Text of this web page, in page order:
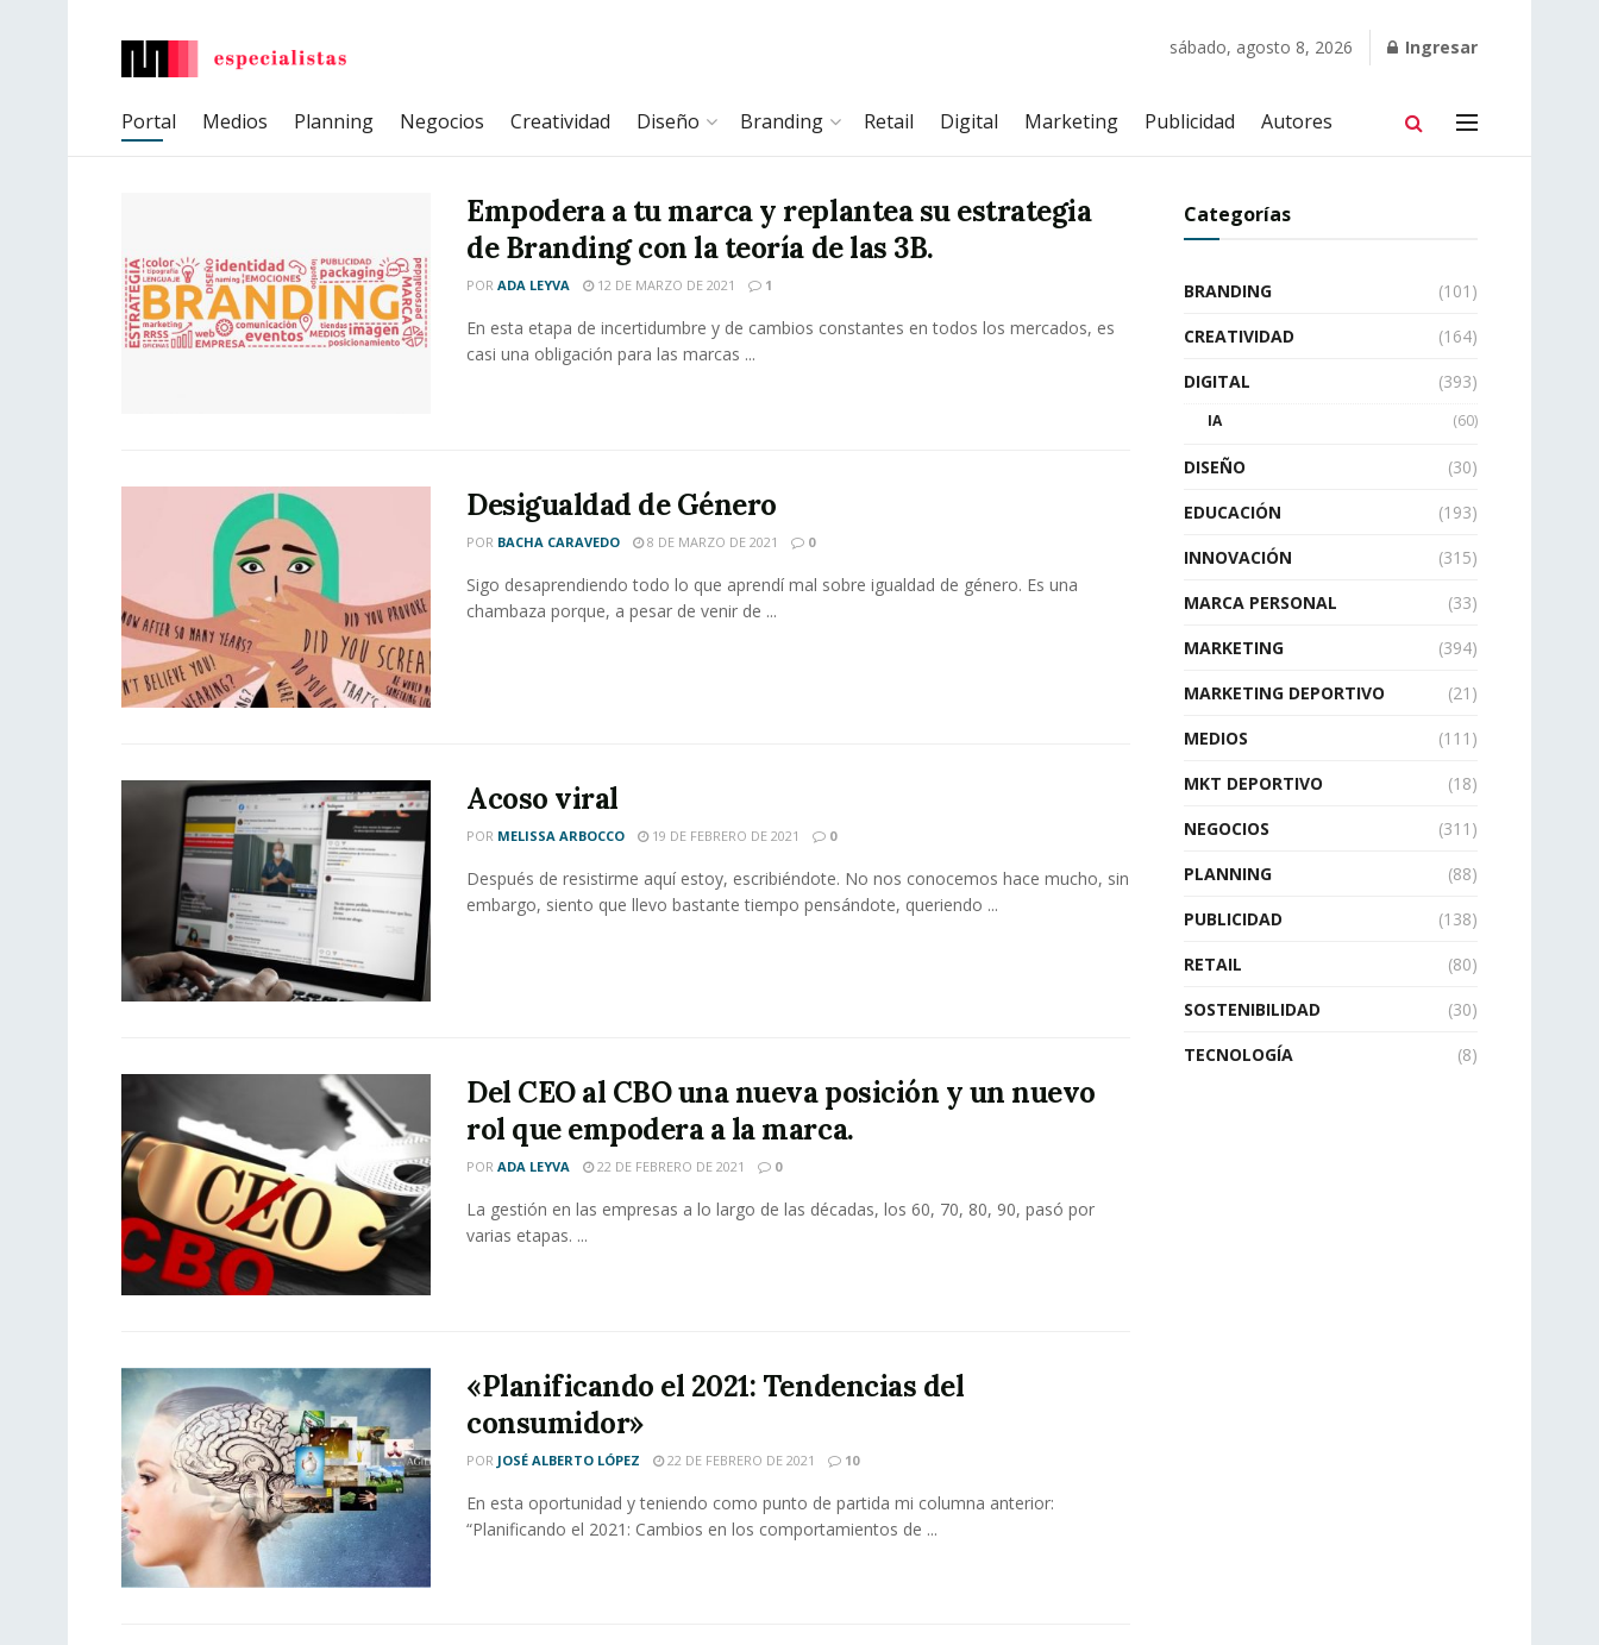
sábado, agosto 8, 2026 Ingresar
Portal Medios Planning Negocios Creatividad Diseño Branding Retail Digital Marketing Publicidad Autores
Empodera a tu marca y replantea su estrategia
de Branding con la teoría de las 3B.
POR ADA LEYVA 12 DE MARZO DE 2021 1
En esta etapa de incertidumbre y de cambios constantes en todos los mercados, es
casi una obligación para las marcas ...
Desigualdad de Género
POR BACHA CARAVEDO 8 DE MARZO DE 2021 0
Sigo desaprendiendo todo lo que aprendí mal sobre igualdad de género. Es una
chambaza porque, a pesar de venir de ...
Acoso viral
POR MELISSA ARBOCCO 19 DE FEBRERO DE 2021 0
Después de resistirme aquí estoy, escribiéndote. No nos conocemos hace mucho, sin
embargo, siento que llevo bastante tiempo pensándote, queriendo ...
Del CEO al CBO una nueva posición y un nuevo
rol que empodera a la marca.
POR ADA LEYVA 22 DE FEBRERO DE 2021 0
La gestión en las empresas a lo largo de las décadas, los 60, 70, 80, 90, pasó por
varias etapas. ...
«Planificando el 2021: Tendencias del
consumidor»
POR JOSÉ ALBERTO LÓPEZ 22 DE FEBRERO DE 2021 10
En esta oportunidad y teniendo como punto de partida mi columna anterior:
“Planificando el 2021: Cambios en los comportamientos de ...
Categorías
BRANDING
(101)
CREATIVIDAD
(164)
DIGITAL
(393)
IA (60)
DISEÑO
(30)
EDUCACIÓN
(193)
INNOVACIÓN
(315)
MARCA PERSONAL
(33)
MARKETING
(394)
MARKETING DEPORTIVO
(21)
MEDIOS
(111)
MKT DEPORTIVO
(18)
NEGOCIOS
(311)
PLANNING
(88)
PUBLICIDAD
(138)
RETAIL
(80)
SOSTENIBILIDAD
(30)
TECNOLOGÍA
(8)